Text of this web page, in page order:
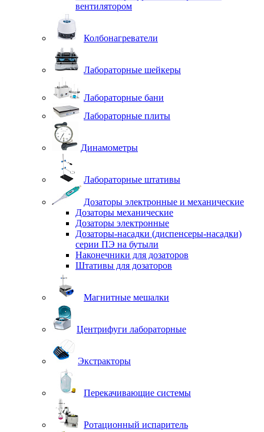
вентилятором
Колбонагреватели
Лабораторные шейкеры
Лабораторные бани
Лабораторные плиты
Динамометры
Лабораторные штативы
Дозаторы электронные и механические
Дозаторы механические
Дозаторы электронные
Дозаторы-насадки (диспенсеры-насадки)
серии ПЭ на бутыли
Наконечники для дозаторов
Штативы для дозаторов
Магнитные мешалки
Центрифуги лабораторные
Экстракторы
Перекачивающие системы
Ротационный испаритель